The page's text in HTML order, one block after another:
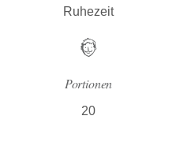
Ruhezeit
Portionen
20